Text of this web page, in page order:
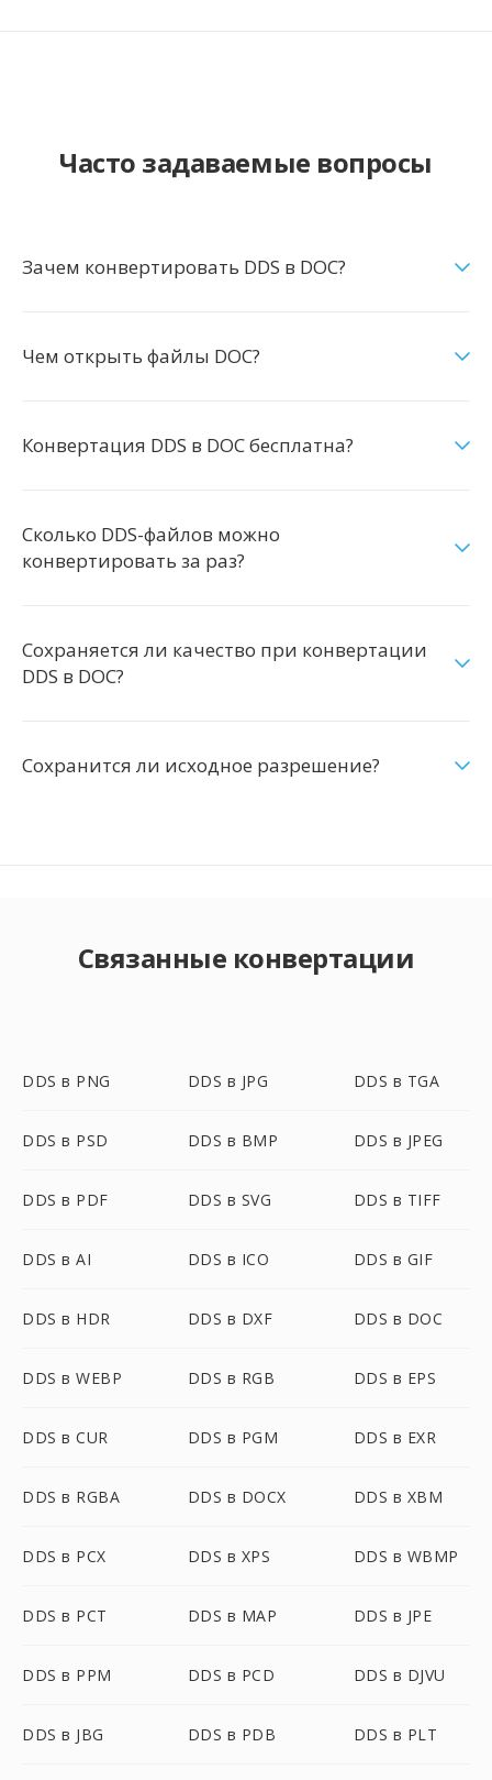
Часто задаваемые вопросы
Зачем конвертировать DDS в DOC?
Чем открыть файлы DOC?
Конвертация DDS в DOC бесплатна?
Сколько DDS-файлов можно
конвертировать за раз?
Сохраняется ли качество при конвертации
DDS в DOC?
Сохранится ли исходное разрешение?
Связанные конвертации
DDS в PNG DDS в JPG DDS в TGA
DDS в PSD DDS в BMP DDS в JPEG
DDS в PDF DDS в SVG DDS в TIFF
DDS в AI DDS в ICO DDS в GIF
DDS в HDR DDS в DXF DDS в DOC
DDS в WEBP DDS в RGB DDS в EPS
DDS в CUR DDS в PGM DDS в EXR
DDS в RGBA DDS в DOCX DDS в XBM
DDS в PCX DDS в XPS DDS в WBMP
DDS в PCT DDS в MAP DDS в JPE
DDS в PPM DDS в PCD DDS в DJVU
DDS в JBG DDS в PDB DDS в PLT